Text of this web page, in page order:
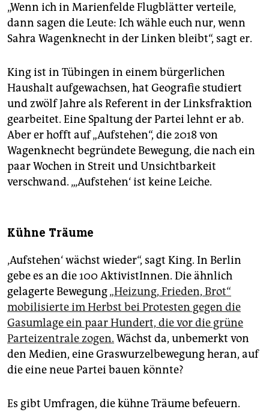
„Wenn ich in Marienfelde Flugblätter verteile,
dann sagen die Leute: Ich wähle euch nur, wenn
Sahra Wagenknecht in der Linken bleibt“, sagt er.
King ist in Tübingen in einem bürgerlichen
Haushalt aufgewachsen, hat Geografie studiert
und zwölf Jahre als Referent in der Linksfraktion
gearbeitet. Eine Spaltung der Partei lehnt er ab.
Aber er hofft auf „Aufstehen“, die 2018 von
Wagenknecht begründete Bewegung, die nach ein
paar Wochen in Streit und Unsichtbarkeit
verschwand. „‚Aufstehen‘ ist keine Leiche.
Kühne Träume
‚Aufstehen‘ wächst wieder“, sagt King. In Berlin
gebe es an die 100 AktivistInnen. Die ähnlich
gelagerte Bewegung„Heizung, Frieden, Brot“
mobilisierte im Herbst bei Protesten gegen die
Gasumlage ein paar Hundert, die vor die grüne
Parteizentrale zogen. Wächst da, unbemerkt von
den Medien, eine Graswurzelbewegung heran, auf
die eine neue Partei bauen könnte?
Es gibt Umfragen, die kühne Träume befeuern.